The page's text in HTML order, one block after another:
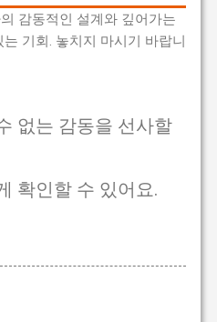
감동적인 설계와 깊어가는
기회. 놓치지 마시기 바랍니
없는 감동을 선사할
확인할 수 있어요.